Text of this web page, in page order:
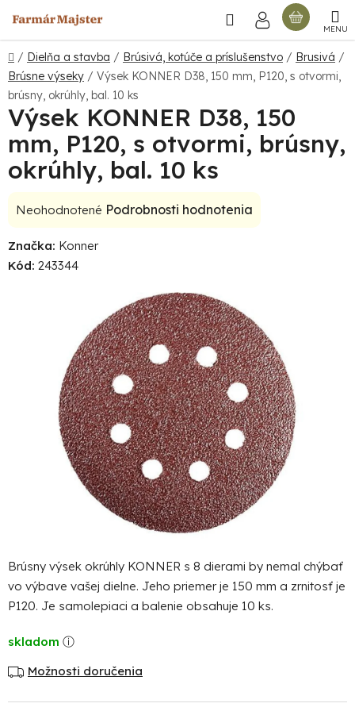
na
obsah
Hľadať
Domov
/ Dielňa a stavba / Brúsivá, kotúče a príslušenstvo / Brusivá /
Brúsne výseky / Výsek KONNER D38, 150 mm, P120, s otvormi,
brúsny, okrúhly, bal. 10 ks
Brúsny výsek okrúhly KONNER s 8 dierami by nemal chýbať
vo výbave vašej dielne. Jeho priemer je 150 mm a zrnitosť je
P120. Je samolepiaci a balenie obsahuje 10 ks.
skladom
Možnosti doručenia
Výsek KONNER D38, 150
mm, P120, s otvormi, brúsny,
okrúhly, bal. 10 ks
Priemerné
produktu
je
hviezdičiek.
Neohodnotené Podrobnosti hodnotenia
Značka: Konner
Kód: 243344